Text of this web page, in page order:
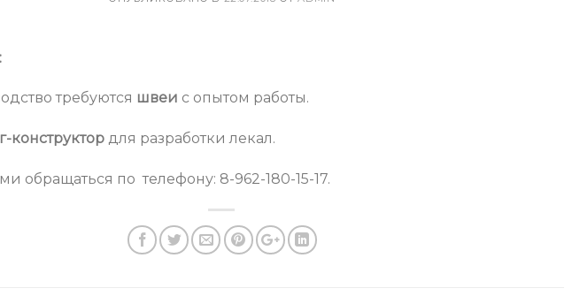
требуются швеи с опытом работы.
конструктор для разработки лекал.
обращаться по телефону: 8-962-180-15-17.